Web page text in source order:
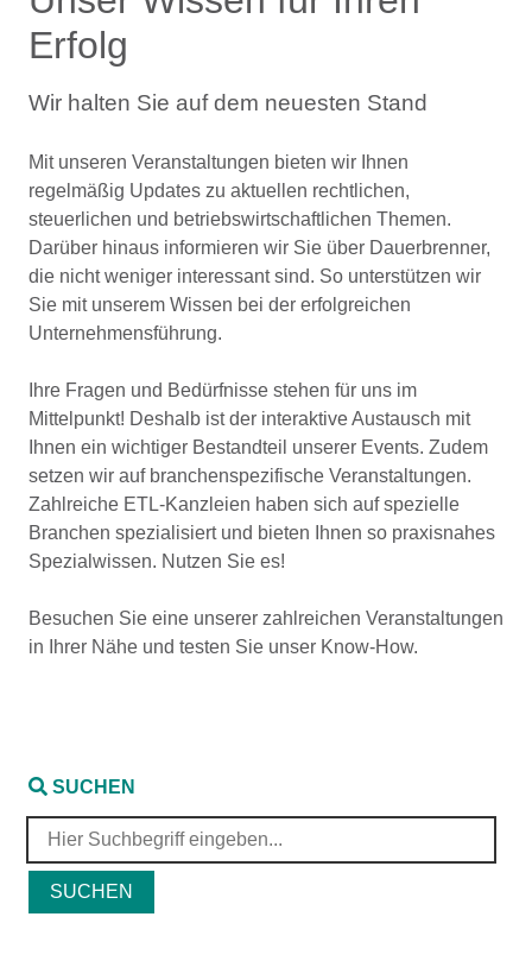
Erfolg
Wir halten Sie auf dem neuesten Stand
Mit unseren Veranstaltungen bieten wir Ihnen
regelmäßig Updates zu aktuellen rechtlichen,
steuerlichen und betriebswirtschaftlichen Themen.
Darüber hinaus informieren wir Sie über Dauerbrenner,
die nicht weniger interessant sind. So unterstützen wir
Sie mit unserem Wissen bei der erfolgreichen
Unternehmensführung.
Ihre Fragen und Bedürfnisse stehen für uns im
Mittelpunkt! Deshalb ist der interaktive Austausch mit
Ihnen ein wichtiger Bestandteil unserer Events. Zudem
setzen wir auf branchenspezifische Veranstaltungen.
Zahlreiche ETL-Kanzleien haben sich auf spezielle
Branchen spezialisiert und bieten Ihnen so praxisnahes
Spezialwissen. Nutzen Sie es!
Besuchen Sie eine unserer zahlreichen Veranstaltungen
in Ihrer Nähe und testen Sie unser Know-How.
SUCHEN